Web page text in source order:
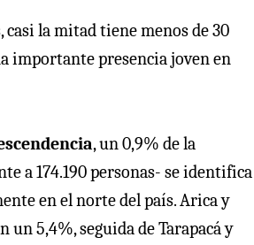
la mitad tiene menos de 30
importante presencia joven en
, un 0,9% de la
a 174.190 personas- se identifica
en el norte del país. Arica y
un 5,4%, seguida de Tarapacá y